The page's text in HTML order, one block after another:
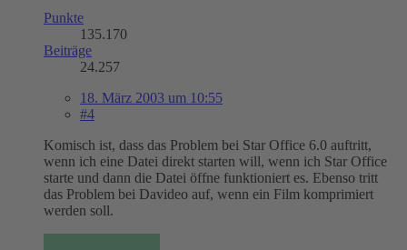
Punkte
135.170
Beiträge
24.257
18. März 2003 um 10:55
#4
Komisch ist, dass das Problem bei Star Office 6.0 auftritt,
wenn ich eine Datei direkt starten will, wenn ich Star Office
starte und dann die Datei öffne funktioniert es. Ebenso tritt
das Problem bei Davideo auf, wenn ein Film komprimiert
werden soll.